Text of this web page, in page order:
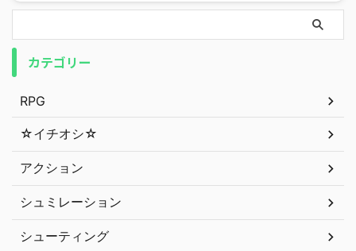
カテゴリー
RPG
☆イチオシ☆
アクション
シュミレーション
シューティング